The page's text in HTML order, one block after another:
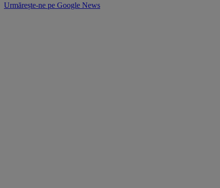
Urmărește-ne pe Google News